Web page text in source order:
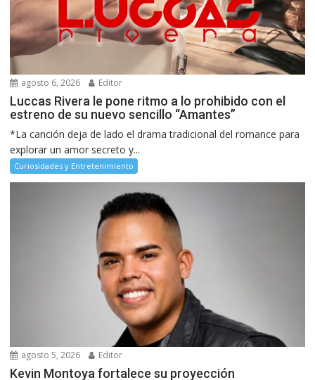
agosto 6, 2026 Editor
Luccas Rivera le pone ritmo a lo prohibido con el
estreno de su nuevo sencillo “Amantes”
*La canción deja de lado el drama tradicional del romance para
explorar un amor secreto y...
Curiosidades y Entretenimiento
agosto 5, 2026 Editor
Kevin Montoya fortalece su proyección